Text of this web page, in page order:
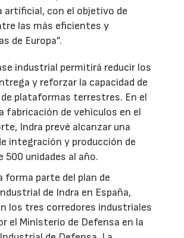
artificial, con el objetivo de
las más eficientes y
de Europa”.
industrial permitirá reducir los
y reforzar la capacidad de
plataformas terrestres. En el
fabricación de vehículos en el
Indra prevé alcanzar una
integración y producción de
500 unidades al año.
forma parte del plan de
de Indra en España,
los tres corredores industriales
el Ministerio de Defensa en la